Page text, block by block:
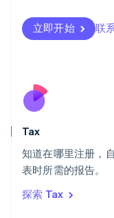
立即开始 联
Tax
知道在哪里注册，
表时所需的报告。
探索 Tax
瑞典
Svenska English
瑞士
English
斯洛伐克
泰国
ไทยEnglish
English